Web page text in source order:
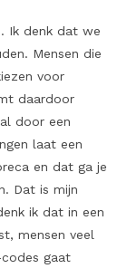
Ik denk dat we
Mensen die
voor
daardoor
door een
laat een
en dat ga je
Dat is mijn
ik dat in een
mensen veel
gaat